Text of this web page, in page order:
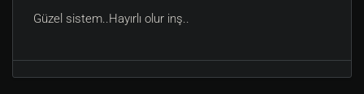
Güzel sistem..Hayırlı olur inş..